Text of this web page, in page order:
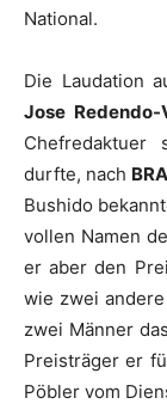
National.
Die Laudation
Jose Redendo-
durfte, nach
Bushido
vollen Namen
er aber den
wie zwei
zwei Männer
Preisträger er
Pöbler vom